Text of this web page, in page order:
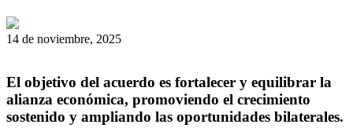
14 de noviembre, 2025
El objetivo del acuerdo es fortalecer y equilibrar la
alianza económica, promoviendo el crecimiento
sostenido y ampliando las oportunidades bilaterales.